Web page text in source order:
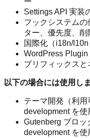
Settings API 実装
フックシステム
ター、優先度、削
国際化（i18n/
WordPress
プリフィックス
以下の場合には使用し
テーマ開発（利
development を使
Gutenberg ブロ
development を使